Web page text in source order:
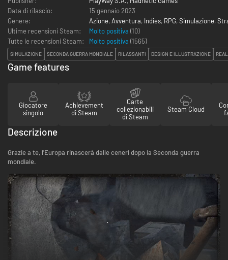
Data di rilascio:
15 gennaio 2023
Genere:
Azione, Avventura, Indies, RPG, Simulazione,
Ultime recensioni Steam:
Molto positiva (10)
Tutte le recensioni Steam:
Molto positiva (1565)
SIMULAZIONE SECONDA GUERRA MONDIALE RILASSANTI DESIGN E ILLUSTRAZIONE
Game features
Giocatore
singolo
Achievement
di Steam
Carte
collezionabili
di Steam
Steam Cloud
Descrizione
Grazie a te, l'Europa rinascerà dalle ceneri dopo la Seconda guerra
mondiale.